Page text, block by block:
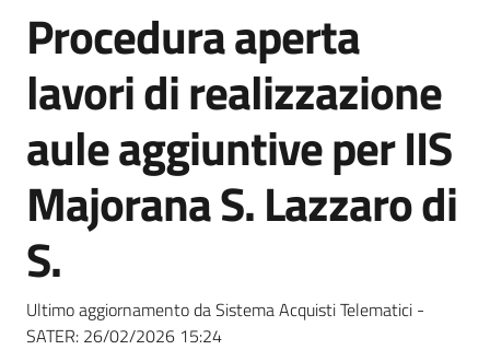
Bandi
e
di
Supporto
telematiche
Salta al contenuto
Procedura aperta
lavori di realizzazione
aule aggiuntive per IIS
Majorana S. Lazzaro di
S.
Ultimo aggiornamento da Sistema Acquisti Telematici -
SATER: 26/02/2026 15:24